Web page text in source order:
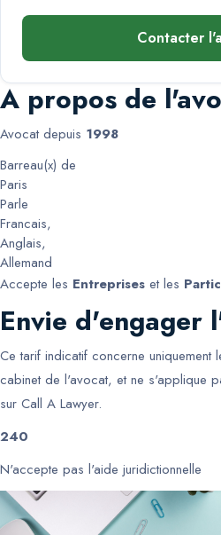
Contacter
A propos de
Avocat depuis 1998
Barreau(x) de
Paris
Parle
Francais,
Anglais,
Allemand
Accepte les Entreprises et les
Envie d'engager
Ce tarif indicatif concerne uniquement
cabinet de l'avocat, et ne s'applique
sur Call A Lawyer.
240
N'accepte pas l'aide juridictionnelle